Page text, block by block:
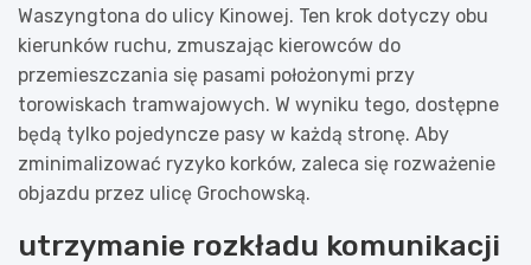
Waszyngtona do ulicy Kinowej. Ten krok dotyczy obu
kierunków ruchu, zmuszając kierowców do
przemieszczania się pasami położonymi przy
torowiskach tramwajowych. W wyniku tego, dostępne
będą tylko pojedyncze pasy w każdą stronę. Aby
zminimalizować ryzyko korków, zaleca się rozważenie
objazdu przez ulicę Grochowską.
utrzymanie rozkładu komunikacji